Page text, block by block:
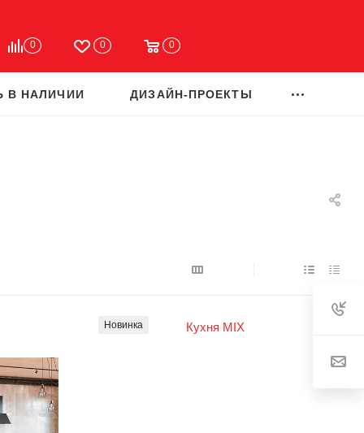
0 0 0
В НАЛИЧИИ ДИЗАЙН-ПРОЕКТЫ
Новинка